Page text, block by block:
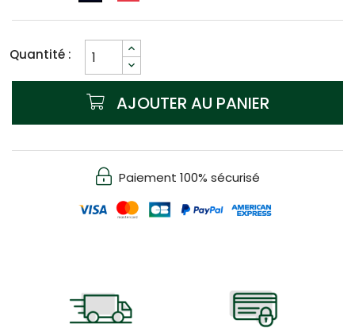
Quantité :
AJOUTER AU PANIER
Paiement 100% sécurisé